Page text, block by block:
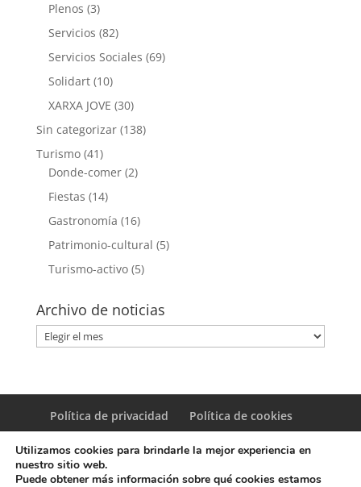
Plenos (3)
Servicios (82)
Servicios Sociales (69)
Solidart(10)
XARXA JOVE (30)
Sin categorizar(138)
Turismo(41)
Donde-comer(2)
Fiestas (14)
Gastronomía (16)
Patrimonio-cultural (5)
Turismo-activo(5)
Archivo de noticias
Archivo
de
Política de privacidad Política de cookies
Utilizamos cookies para brindarle la mejor experiencia en
nuestro sitio web.
Puede obtener más información sobre qué cookies estamos